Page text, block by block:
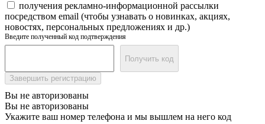
получения рекламно-информационной рассылки
посредством email (чтобы узнавать о новинках, акциях,
новостях, персональных предложениях и др.)
Введите полученный код подтверждения
Получить код
Завершить регистрацию
Вы не авторизованы
Вы не авторизованы
Укажите ваш номер телефона и мы вышлем на него код